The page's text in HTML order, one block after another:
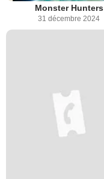
Monster Hunters
31 décembre 2024